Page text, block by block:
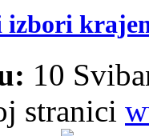
izbori
10
stranici